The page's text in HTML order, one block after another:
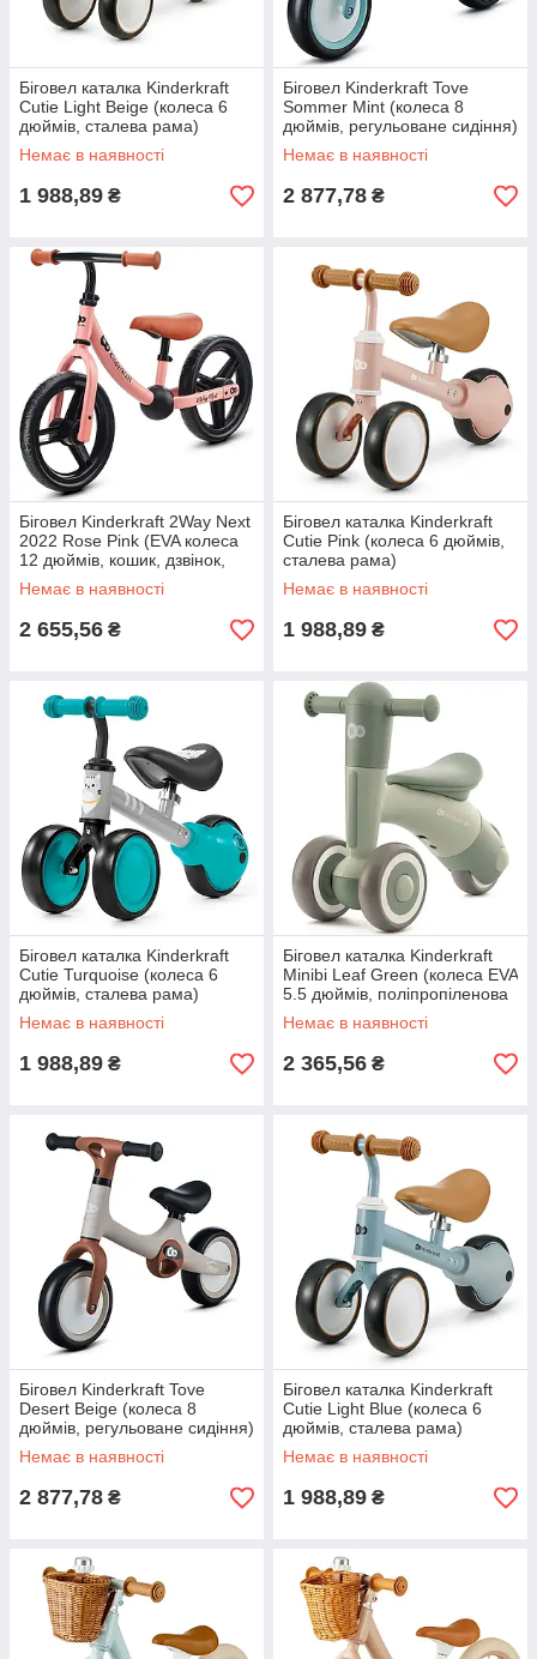
Біговел каталка Kinderkraft
Cutie Light Beige (колеса 6
дюймів, сталева рама)
Немає в наявності
1 988,89 ₴
Біговел Kinderkraft Tove
Sommer Mint (колеса 8
дюймів, регульоване сидіння)
Немає в наявності
2 877,78 ₴
Біговел Kinderkraft 2Way Next
2022 Rose Pink (EVA колеса
12 дюймів, кошик, дзвінок,
ключ)
Немає в наявності
2 655,56 ₴
Біговел каталка Kinderkraft
Cutie Pink (колеса 6 дюймів,
сталева рама)
Немає в наявності
1 988,89 ₴
Біговел каталка Kinderkraft
Cutie Turquoise (колеса 6
дюймів, сталева рама)
Немає в наявності
1 988,89 ₴
Біговел каталка Kinderkraft
Minibi Leaf Green (колеса EVA
5.5 дюймів, поліпропіленова
рама)
Немає в наявності
2 365,56 ₴
Біговел Kinderkraft Tove
Desert Beige (колеса 8
дюймів, регульоване сидіння)
Немає в наявності
2 877,78 ₴
Біговел каталка Kinderkraft
Cutie Light Blue (колеса 6
дюймів, сталева рама)
KRCUTI00BLU0000
Немає в наявності
1 988,89 ₴